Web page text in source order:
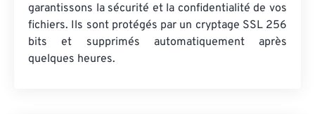
garantissons la sécurité et la confidentialité de vos
fichiers. Ils sont protégés par un cryptage SSL 256
bits et supprimés automatiquement après
quelques heures.